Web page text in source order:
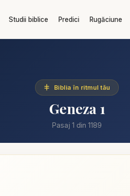
Studii biblice Predici Rugăciune
Biblia în ritmul tău
Geneza 1
Pasaj 1 din 1189